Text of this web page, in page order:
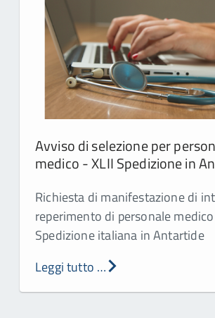
Avviso di selezione per
medico - XLII Spedizione in
Richiesta di manifestazione di
reperimento di personale medico
Spedizione italiana in Antartide
Leggi tutto …